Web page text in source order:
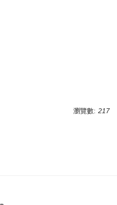
瀏覽數: 217